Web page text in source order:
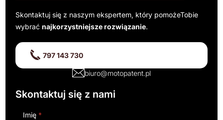
Skontaktuj się z naszym ekspertem, który pomożeTobie
wybraćnajkorzystniejsze rozwiązanie.
797 143 730
biuro@motopatent.pl
Skontaktuj się z nami
Imię *